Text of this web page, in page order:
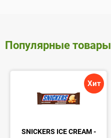
Популярные товары
Хит
SNICKERS ICE CREAM -